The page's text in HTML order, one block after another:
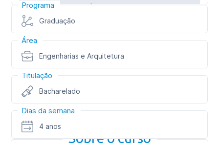
Programa
Graduação
Área
Engenharias e Arquitetura
Titulação
Bacharelado
Dias da semana
4 anos
Sobre o curso
Inscreva-se